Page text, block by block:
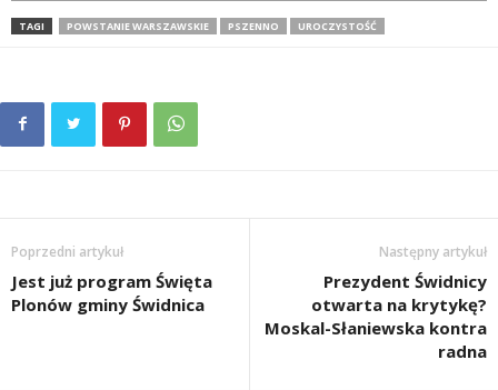
TAGI POWSTANIE WARSZAWSKIE PSZENNO UROCZYSTOŚĆ
Poprzedni artykuł
Jest już program Święta
Plonów gminy Świdnica
Następny artykuł
Prezydent Świdnicy
otwarta na krytykę?
Moskal-Słaniewska kontra
radna